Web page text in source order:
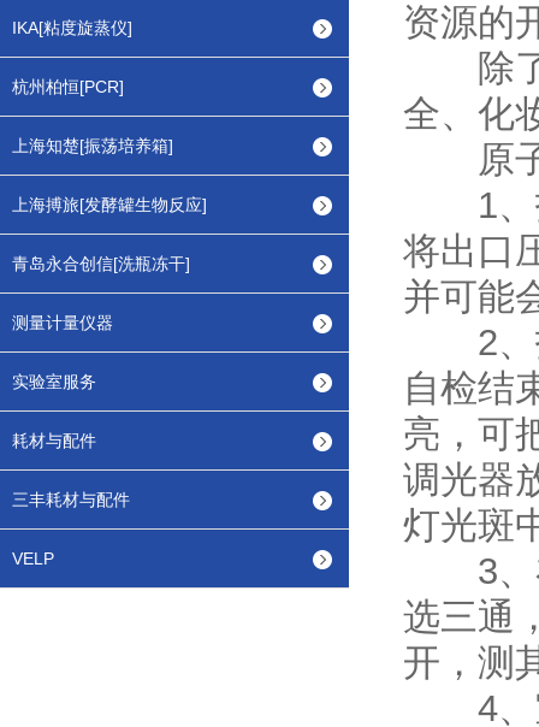
IKA[粘度旋蒸仪]
杭州柏恒[PCR]
上海知楚[振荡培养箱]
上海搏旅[发酵罐生物反应]
青岛永合创信[洗瓶冻干]
测量计量仪器
实验室服务
耗材与配件
三丰耗材与配件
VELP
资源的
除了
全、化
原子
1、打
将出口
并可能
2、打
自检结
亮，可
调光器
灯光斑
3、在
选三通
开，测
4、室